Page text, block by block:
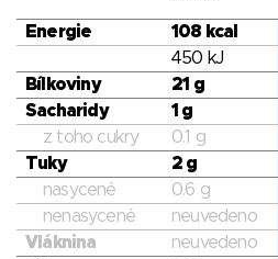
Energie 108 kcal
450 kJ
Bílkoviny
21 g
Sacharidy
1 g
z toho cukry
0.1 g
Tuky
2 g
nasycené
0.6 g
nenasycené
neuvedeno
Vláknina
neuvedeno